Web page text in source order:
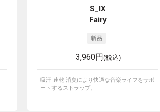
S_IX
Fairy
3,960円(税込)
吸汗 速乾 消臭により快適な音楽ライフをサポ
ートするストラップ。